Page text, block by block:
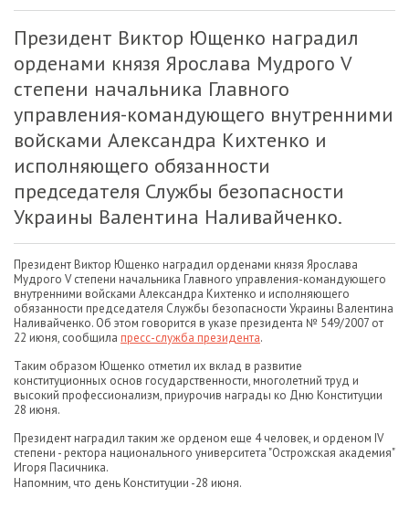
Президент Виктор Ющенко наградил
орденами князя Ярослава Мудрого V
степени начальника Главного
управления-командующего внутренними
войсками Александра Кихтенко и
исполняющего обязанности
председателя Службы безопасности
Украины Валентина Наливайченко.
Президент Виктор Ющенко наградил орденами князя Ярослава
Мудрого V степени начальника Главного управления-командующего
внутренними войсками Александра Кихтенко и исполняющего
обязанности председателя Службы безопасности Украины Валентина
Наливайченко. Об этом говорится в указе президента № 549/2007 от
22 июня, сообщила пресс-служба президента.
Таким образом Ющенко отметил их вклад в развитие
конституционных основ государственности, многолетний труд и
высокий профессионализм, приурочив награды ко Дню Конституции
28 июня.
Президент наградил таким же орденом еще 4 человек, и орденом ІV
степени - ректора национального университета "Острожская академия"
Игоря Пасичника.
Напомним, что день Конституции -28 июня.